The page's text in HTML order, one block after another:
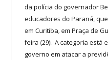
da polícia do governador
educadores do Paraná,
em Curitiba, em Praça de
feira (29). A categoria está
governo em atacar a